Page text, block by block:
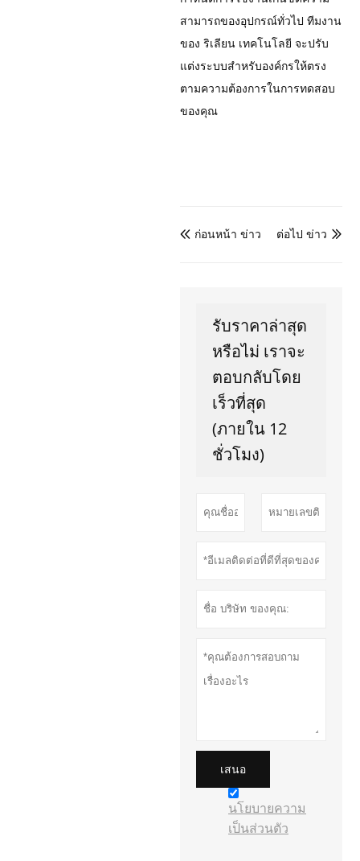
สามารถของอุปกรณ์ทั่วไป ทีมงาน
ของ ริเลียน เทคโนโลยี จะปรับ
แต่งระบบสำหรับองค์กรให้ตรง
ตามความต้องการในการทดสอบ
ของคุณ
 ก่อนหน้า ข่าว 
ต่อไป ข่าว
รับราคาล่าสุด
หรือไม่ เราจะ
ตอบกลับโดย
เร็วที่สุด
(ภายใน 12
ชั่วโมง)
เสนอ
นโยบายความ
เป็นส่วนตัว